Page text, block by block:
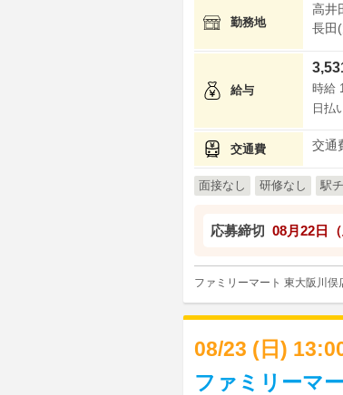
勤務地
高井
長田
給与
時給
日払
交通費 交通
面接なし 研修なし 駅
応募締切 08月22日（
ファミリーマート 東大阪川俣
08/23 (日)
ファミリーマ